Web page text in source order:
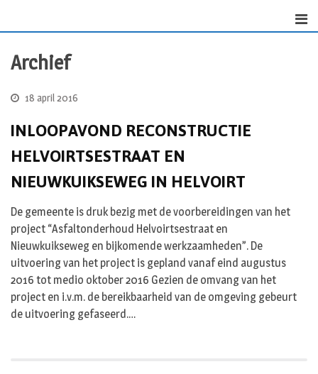
Archief
18 april 2016
INLOOPAVOND RECONSTRUCTIE
HELVOIRTSESTRAAT EN
NIEUWKUIKSEWEG IN HELVOIRT
De gemeente is druk bezig met de voorbereidingen van het
project “Asfaltonderhoud Helvoirtsestraat en
Nieuwkuikseweg en bijkomende werkzaamheden”. De
uitvoering van het project is gepland vanaf eind augustus
2016 tot medio oktober 2016 Gezien de omvang van het
project en i.v.m. de bereikbaarheid van de omgeving gebeurt
de uitvoering gefaseerd.…